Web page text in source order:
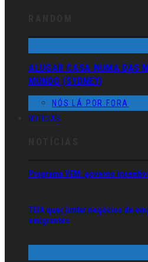
ALUGAR CASA NUMA DAS
MUNDO (SYDNEY)
NÓS LÁ POR FORA
NOTÍCIAS
Programa VEM: governo
TEIA quer juntar negócios de
emigrantes